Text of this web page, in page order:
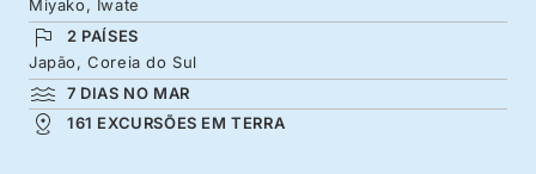
Aomori. O Monte Fuji ergue-se sobre a Baía de
Suruga a partir de Shimizu, e uma estadia em
Kobe oferece tempo e espaço para ir para o
interior, rumo a Kyoto, com uma travessia
Miyako, Iwate
2 PAÍSES
Japão, Coreia do Sul
7 DIAS NO MAR
161 EXCURSÕES EM TERRA